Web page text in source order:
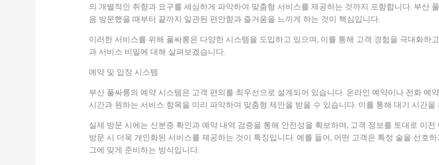
의 개별적인 취향과 요구를 세심하게 파악하여 맞춤형 서비스를 제공하는 것까지 포함합니다. 부산
음 방문했을 때부터 끝까지 일관된 편안함과 즐거움을 느끼게 하는 것이 핵심입니다.
이러한 서비스를 위해 풀싸롱은 다양한 시스템을 도입하고 있으며, 이를 통해 고객 경험을 극대화하
과 서비스 비밀에 대해 살펴보겠습니다.
예약 및 입장 시스템
부산 풀싸롱의 예약 시스템은 고객 편의를 최우선으로 설계되어 있습니다. 온라인 예약이나 전화 예
시간과 원하는 서비스 항목을 미리 파악하여 맞춤형 제안을 받을 수 있습니다. 이를 통해 대기 시간
실제 방문 시에는 신분증 확인과 예약 내역 검증을 통해 안전성을 확보하며, 고객 정보를 토대로 이
방문 시 더욱 개인화된 서비스를 제공하는 것이 특징입니다. 예를 들어, 어떤 고객은 특정 술을 선호
그에 맞게 준비하는 방식입니다.